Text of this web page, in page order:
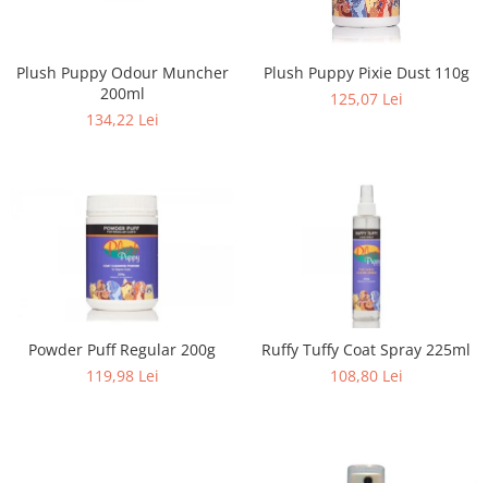
Plush Puppy Odour Muncher
200ml
134,22 Lei
Plush Puppy Pixie Dust 110g
125,07 Lei
Powder Puff Regular 200g
119,98 Lei
Ruffy Tuffy Coat Spray 225ml
108,80 Lei